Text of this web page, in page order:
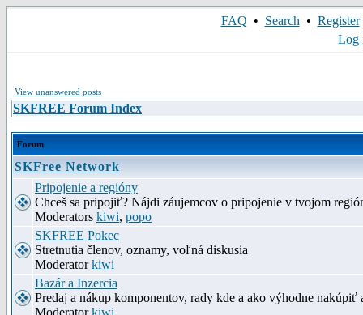
FAQ • Search • Register
Log
View unanswered posts
SKFREE Forum Index
Forum
SKFree Network
Pripojenie a regióny
Chceš sa pripojiť? Nájdi záujemcov o pripojenie v tvojom
Moderators kiwi, popo
SKFREE Pokec
Stretnutia členov, oznamy, voľná diskusia
Moderatorkiwi
Bazár a Inzercia
Predaj a nákup komponentov, rady kde a ako výhodne nakúpiť
Moderatorkiwi